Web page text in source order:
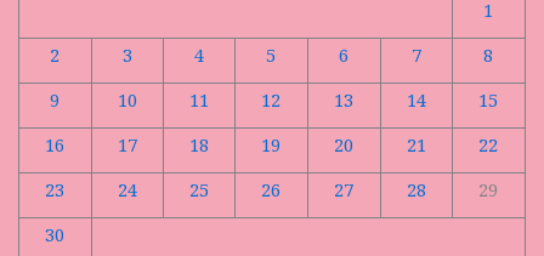
1
2
3 4 5 6 7
8
9
10 11 12 13 14
15
16
17 18 19 20 21
22
23
24 25 26 27 28
29
30